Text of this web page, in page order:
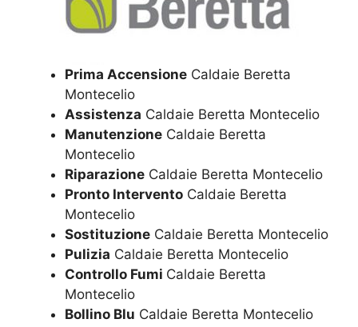
Prima Accensione Caldaie Beretta
Montecelio
Assistenza Caldaie Beretta Montecelio
Manutenzione Caldaie Beretta
Montecelio
Riparazione Caldaie Beretta Montecelio
Pronto Intervento Caldaie Beretta
Montecelio
Sostituzione Caldaie Beretta Montecelio
Pulizia Caldaie Beretta Montecelio
Controllo Fumi Caldaie Beretta
Montecelio
Bollino Blu Caldaie Beretta Montecelio